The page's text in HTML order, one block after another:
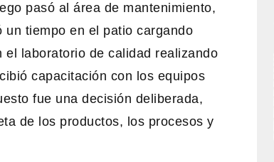
pasó al área de mantenimiento,
tiempo en el patio cargando
laboratorio de calidad realizando
capacitación con los equipos
fue una decisión deliberada,
de los productos, los procesos y